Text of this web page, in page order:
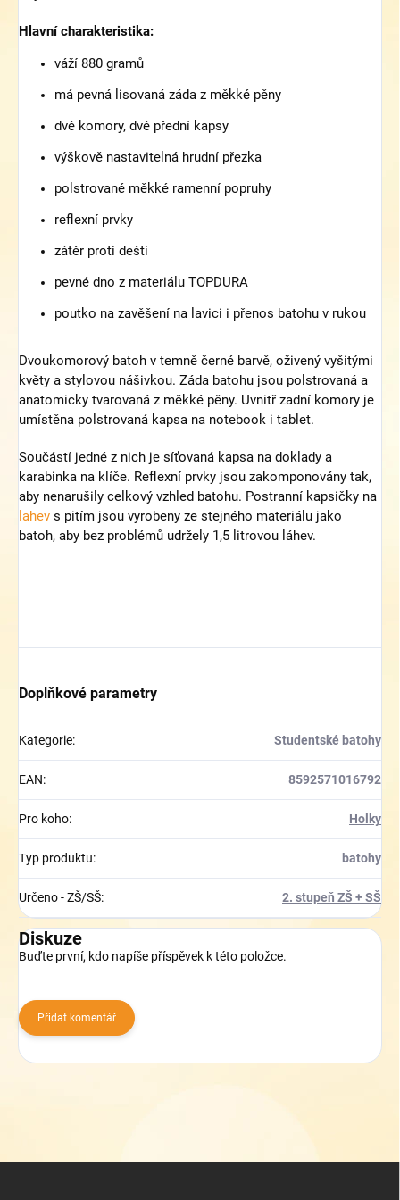
Hlavní charakteristika:
váží 880 gramů
má pevná lisovaná záda z měkké pěny
dvě komory, dvě přední kapsy
výškově nastavitelná hrudní přezka
polstrované měkké ramenní popruhy
reflexní prvky
zátěr proti dešti
pevné dno z materiálu TOPDURA
poutko na zavěšení na lavici i přenos batohu v rukou
Dvoukomorový batoh v temně černé barvě, oživený vyšitými
květy a stylovou nášivkou. Záda batohu jsou polstrovaná a
anatomicky tvarovaná z měkké pěny. Uvnitř zadní komory je
umístěna polstrovaná kapsa na notebook i tablet.
Součástí jedné z nich je síťovaná kapsa na doklady a
karabinka na klíče. Reflexní prvky jsou zakomponovány tak,
aby nenarušily celkový vzhled batohu. Postranní kapsičky na
lahev s pitím jsou vyrobeny ze stejného materiálu jako
batoh, aby bez problémů udržely 1,5 litrovou láhev.
Doplňkové parametry
Kategorie: Studentské batohy
EAN: 8592571016792
Pro koho: Holky
Typ produktu: batohy
Určeno - ZŠ/SŠ: 2. stupeň ZŠ + SŠ
Diskuze
Buďte první, kdo napíše příspěvek k této položce.
Přidat komentář